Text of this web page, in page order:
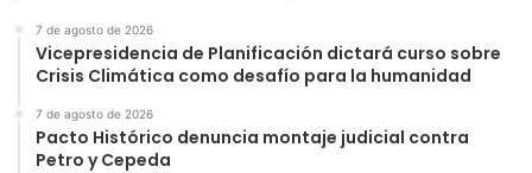
7 de agosto de 2026
Vicepresidencia de Planificación dictará curso sobre
Crisis Climática como desafío para la humanidad
7 de agosto de 2026
Pacto Histórico denuncia montaje judicial contra
Petro y Cepeda